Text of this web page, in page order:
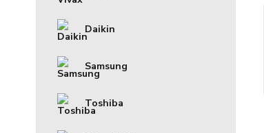
Daikin
Samsung
Toshiba